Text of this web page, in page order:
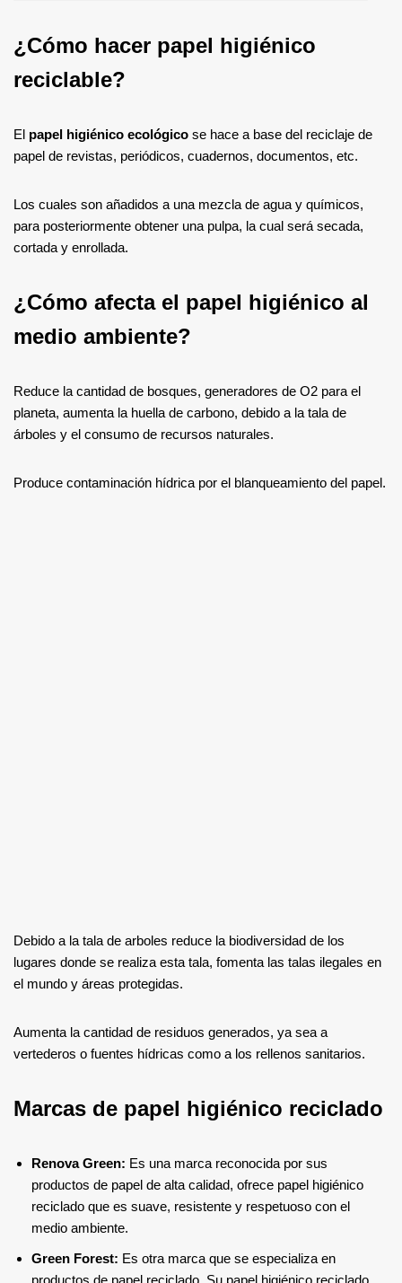
¿Cómo hacer papel higiénico
reciclable?
El papel higiénico ecológico se hace a base del reciclaje de
papel de revistas, periódicos, cuadernos, documentos, etc.
Los cuales son añadidos a una mezcla de agua y químicos,
para posteriormente obtener una pulpa, la cual será secada,
cortada y enrollada.
¿Cómo afecta el papel higiénico al
medio ambiente?
Reduce la cantidad de bosques, generadores de O2 para el
planeta, aumenta la huella de carbono, debido a la tala de
árboles y el consumo de recursos naturales.
Produce contaminación hídrica por el blanqueamiento del papel.
Debido a la tala de arboles reduce la biodiversidad de los
lugares donde se realiza esta tala, fomenta las talas ilegales en
el mundo y áreas protegidas.
Aumenta la cantidad de residuos generados, ya sea a
vertederos o fuentes hídricas como a los rellenos sanitarios.
Marcas de papel higiénico reciclado
Renova Green: Es una marca reconocida por sus
productos de papel de alta calidad, ofrece papel higiénico
reciclado que es suave, resistente y respetuoso con el
medio ambiente.
Green Forest: Es otra marca que se especializa en